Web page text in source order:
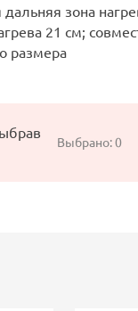
дальняя зона
21 см;
размера
Выбрано:0